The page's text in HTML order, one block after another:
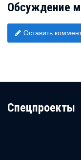
Обсуждение
Оставить
Cпецпроекты